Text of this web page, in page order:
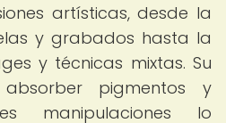
artísticas, desde la
y grabados hasta la
y técnicas mixtas. Su
pigmentos y
manipulaciones lo